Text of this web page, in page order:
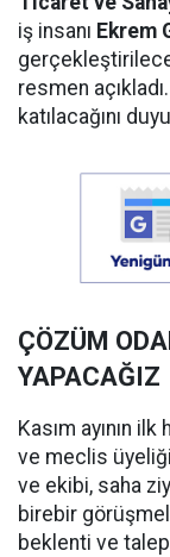
iş insanı Ekrem
resmen açıkladı.
katılacağını
ÇÖZÜM
YAPACAĞIZ
Kasım ayının
ve meclis
ve ekibi, saha
birebir
beklenti ve